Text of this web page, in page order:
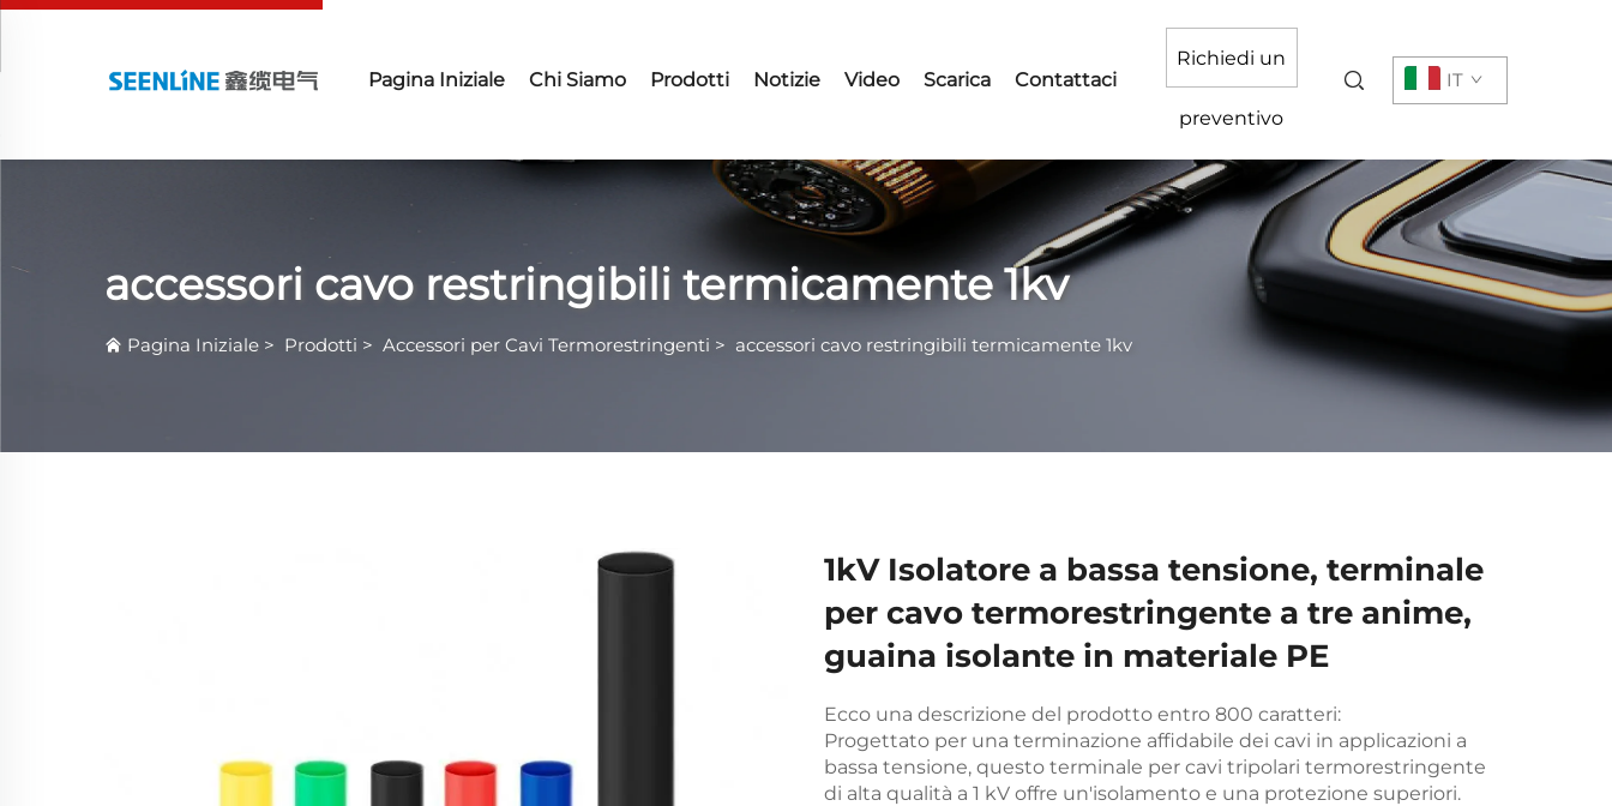
Pagina Iniziale Chi Siamo Prodotti Notizie Video Scarica Contattaci
Richiedi un
preventivo
IT
accessori cavo restringibili termicamente 1kv
Pagina Iniziale > Prodotti > Accessori per Cavi Termorestringenti > accessori cavo restringibili termicamente 1kv
1kV Isolatore a bassa tensione, terminale
per cavo termorestringente a tre anime,
guaina isolante in materiale PE
Ecco una descrizione del prodotto entro 800 caratteri:
Progettato per una terminazione affidabile dei cavi in applicazioni a
bassa tensione, questo terminale per cavi tripolari termorestringente
di alta qualità a 1 kV offre un'isolamento e una protezione superiori.